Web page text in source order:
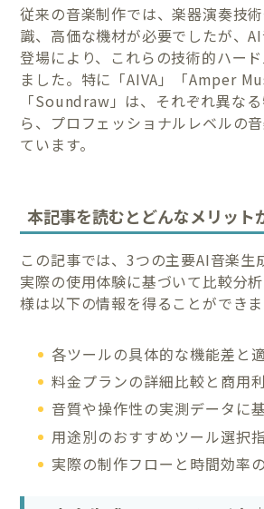
従来の音楽制作では、楽器演奏技
識、高価な機材が必要でしたが、
登場により、これらの技術的ハー
ました。特に「AIVA」「Amper
「Soundraw」は、それぞれ異な
ら、プロフェッショナルレベルの
ています。
本記事を読むとどんなメリット
この記事では、3つの主要AI音楽生
実際の使用体験に基づいて比較分
様は以下の情報を得ることができま
各ツールの具体的な機能差と
料金プランの詳細比較と商用
音質や操作性の実測データに
用途別のおすすめツール選択
実際の制作フローと時間効率